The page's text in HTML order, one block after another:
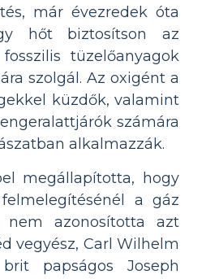
már évezredek óta
hőt biztosítson az
tüzelőanyagok
szolgál. Az oxigént a
küzdők, valamint
számára
alkalmazzák.
megállapította, hogy
a gáz
nem azonosította azt
vegyész, Carl Wilhelm
papságos Joseph